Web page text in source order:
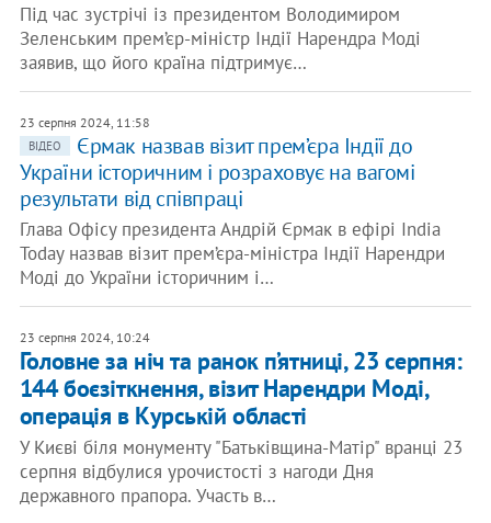
Під час зустрічі із президентом Володимиром
Зеленським прем’єр-міністр Індії Нарендра Моді
заявив, що його країна підтримує…
23 серпня 2024, 11:58
ВІДЕО
Єрмак назвав візит прем’єра Індії до
України історичним і розраховує на вагомі
результати від співпраці
Глава Офісу президента Андрій Єрмак в ефірі India
Today назвав візит прем’єра-міністра Індії Нарендри
Моді до України історичним і…
23 серпня 2024, 10:24
Головне за ніч та ранок п’ятниці, 23 серпня:
144 боєзіткнення, візит Нарендри Моді,
операція в Курській області
У Києві біля монументу "Батьківщина-Матір" вранці 23
серпня відбулися урочистості з нагоди Дня
державного прапора. Участь в…